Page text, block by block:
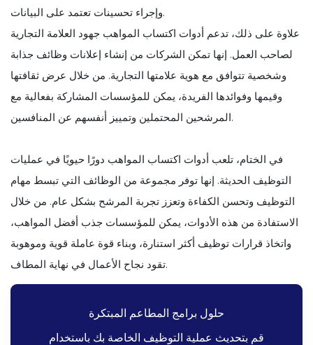
وإجراء تحسينات تعتمد على البيانات.
علاوة على ذلك، تدعم أدوات اكتساب المواهب جهود العلامة التجارية
لصاحب العمل. إنها تمكن الشركات من إنشاء إعلانات وظائف جذابة
وشخصية تتوافق مع هوية علامتها التجارية. من خلال عرض ثقافتها
وقيمها وفوائدها الفريدة، يمكن للمؤسسات المشاركة بفعالية مع
المرشحين المحتملين وتمييز أنفسهم عن المنافسين.
في الختام، تلعب أدوات اكتساب المواهب دورًا حيويًا في عمليات
التوظيف الحديثة. إنها توفر مجموعة من الوظائف التي تبسط مهام
التوظيف وتحسن الكفاءة وتعزز تجربة المرشح بشكل عام. من خلال
الاستفادة من هذه الأدوات، يمكن للمؤسسات جذب أفضل المواهب،
واتخاذ قرارات توظيف أكثر استنارة، وبناء قوة عاملة قوية وموهوبة
تقود نجاح الأعمال في نهاية المطاف.
حلول برامج المطاعم المبتكرة
قم بتحديث عملية التوظيف الخاصة بك باستخدام